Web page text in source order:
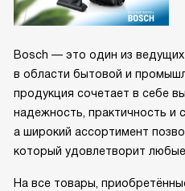
Bosch — это один из
в области бытовой и
продукция сочетает в себе
надежность, практичность и
а широкий ассортимент
который удовлетворит
На все товары,